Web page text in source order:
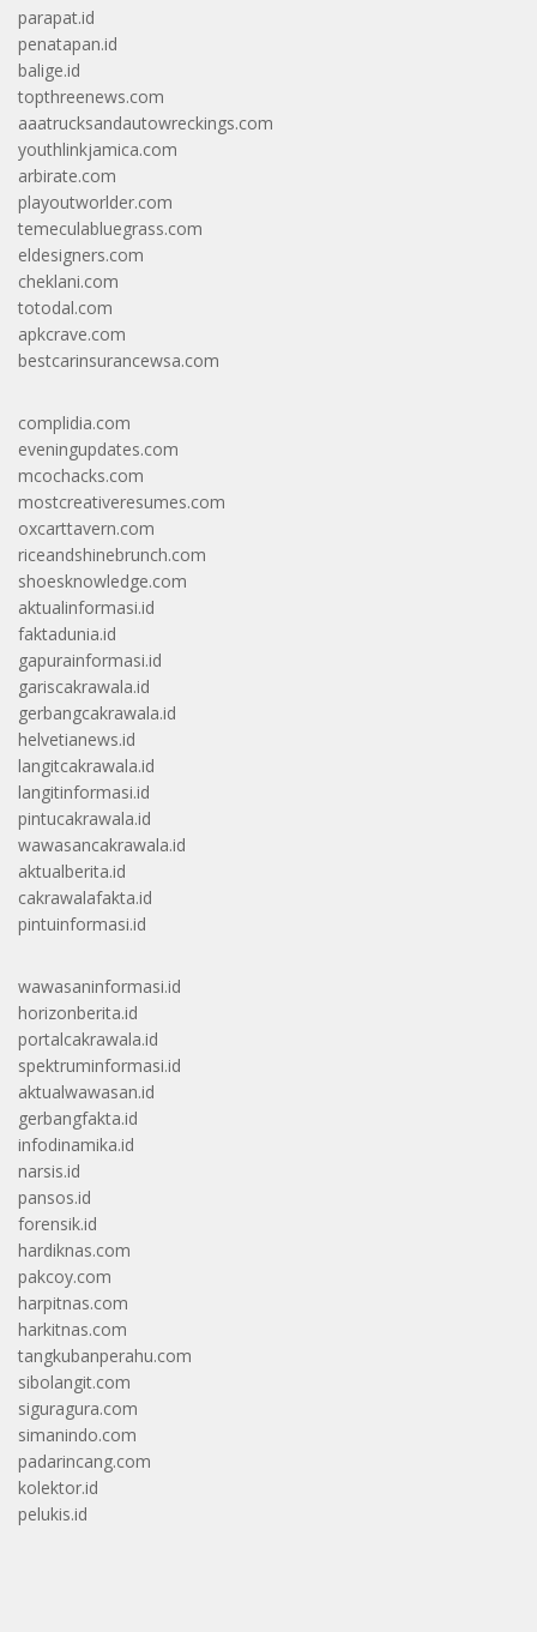
parapat.id
penatapan.id
balige.id
topthreenews.com
aaatrucksandautowreckings.com
youthlinkjamica.com
arbirate.com
playoutworlder.com
temeculabluegrass.com
eldesigners.com
cheklani.com
totodal.com
apkcrave.com
bestcarinsurancewsa.com
complidia.com
eveningupdates.com
mcochacks.com
mostcreativeresumes.com
oxcarttavern.com
riceandshinebrunch.com
shoesknowledge.com
aktualinformasi.id
faktadunia.id
gapurainformasi.id
gariscakrawala.id
gerbangcakrawala.id
helvetianews.id
langitcakrawala.id
langitinformasi.id
pintucakrawala.id
wawasancakrawala.id
aktualberita.id
cakrawalafakta.id
pintuinformasi.id
wawasaninformasi.id
horizonberita.id
portalcakrawala.id
spektruminformasi.id
aktualwawasan.id
gerbangfakta.id
infodinamika.id
narsis.id
pansos.id
forensik.id
hardiknas.com
pakcoy.com
harpitnas.com
harkitnas.com
tangkubanperahu.com
sibolangit.com
siguragura.com
simanindo.com
padarincang.com
kolektor.id
pelukis.id